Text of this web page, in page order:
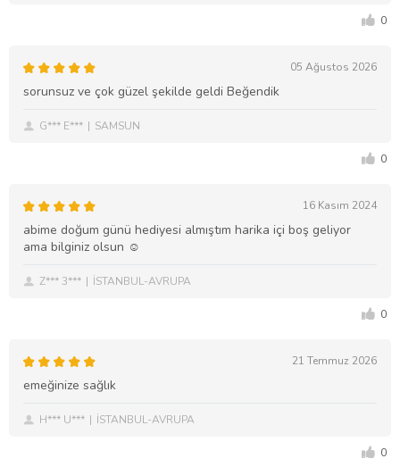
0
05 Ağustos 2026
sorunsuz ve çok güzel şekilde geldi Beğendik
G*** E*** SAMSUN
0
16 Kasım 2024
abime doğum günü hediyesi almıştım harika içi boş geliyor
ama bilginiz olsun ☺️
Z*** 3*** İSTANBUL-AVRUPA
0
21 Temmuz 2026
emeğinize sağlık
H*** U*** İSTANBUL-AVRUPA
0